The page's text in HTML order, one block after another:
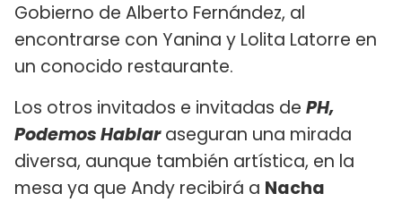
Gobierno de Alberto Fernández, al
encontrarse con Yanina y Lolita Latorre en
un conocido restaurante.
Los otros invitados e invitadas de PH,
Podemos Hablaraseguran una mirada
diversa, aunque también artística, en la
mesa ya que Andy recibirá a Nacha